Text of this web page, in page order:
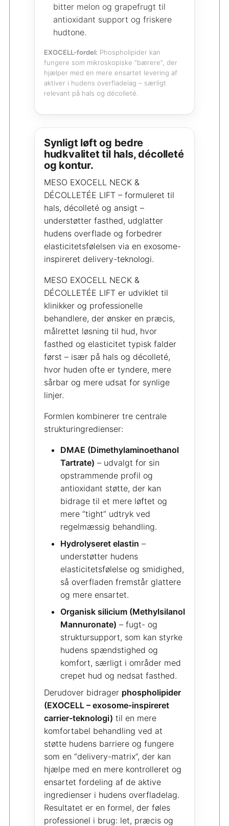
bitter melon og grapefrugt til
antioxidant support og friskere
hudtone.
EXOCELL-fordel: Phospholipider kan
fungere som mikroskopiske “bærere”, der
hjælper med en mere ensartet levering af
aktiver i hudens overfladelag – særligt
relevant på hals og décolleté.
Synligt løft og bedre
hudkvalitet til hals, décolleté
og kontur.
MESO EXOCELL NECK &
DÉCOLLETÉE LIFT – formuleret til
hals, décolleté og ansigt –
understøtter fasthed, udglatter
hudens overflade og forbedrer
elasticitetsfølelsen via en exosome-
inspireret delivery-teknologi.
MESO EXOCELL NECK &
DÉCOLLETÉE LIFT er udviklet til
klinikker og professionelle
behandlere, der ønsker en præcis,
målrettet løsning til hud, hvor
fasthed og elasticitet typisk falder
først – især på hals og décolleté,
hvor huden ofte er tyndere, mere
sårbar og mere udsat for synlige
linjer.
Formlen kombinerer tre centrale
strukturingredienser:
DMAE (Dimethylaminoethanol
Tartrate) – udvalgt for sin
opstrammende profil og
antioxidant støtte, der kan
bidrage til et mere løftet og
mere “tight” udtryk ved
regelmæssig behandling.
Hydrolyseret elastin –
understøtter hudens
elasticitetsfølelse og smidighed,
så overfladen fremstår glattere
og mere ensartet.
Organisk silicium (Methylsilanol
Mannuronate) – fugt- og
struktursupport, som kan styrke
hudens spændstighed og
komfort, særligt i områder med
crepet hud og nedsat fasthed.
Derudover bidrager phospholipider
(EXOCELL – exosome-inspireret
carrier-teknologi) til en mere
komfortabel behandling ved at
støtte hudens barriere og fungere
som en “delivery-matrix”, der kan
hjælpe med en mere kontrolleret og
ensartet fordeling af de aktive
ingredienser i hudens overfladelag.
Resultatet er en formel, der føles
professionel i brug: let, præcis og